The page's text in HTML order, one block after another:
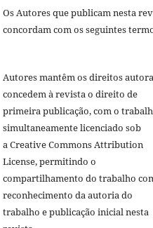
Os Autores que publicam nesta
concordam com os seguintes
Autores mantêm os direitos
concedem à revista o direito de
primeira publicação, com o
simultaneamente licenciado sob
a Creative Commons Attribution
License, permitindo o
compartilhamento do trabalho
reconhecimento da autoria do
trabalho e publicação inicial nesta